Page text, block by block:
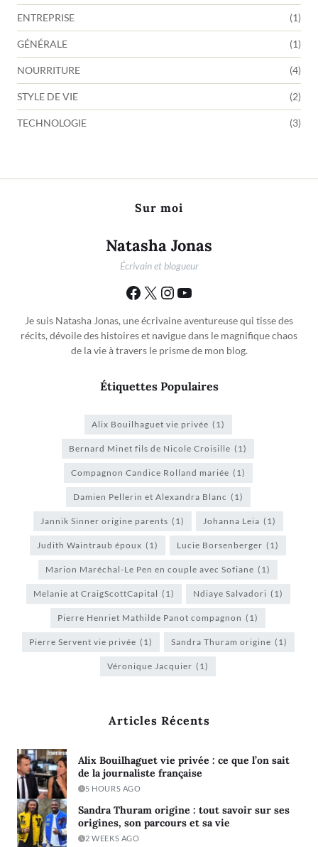
ENTREPRISE (1)
GÉNÉRALE (1)
NOURRITURE (4)
STYLE DE VIE (2)
TECHNOLOGIE (3)
Sur moi
Natasha Jonas
Écrivain et blogueur
Je suis Natasha Jonas, une écrivaine aventureuse qui tisse des
récits, dévoile des histoires et navigue dans le magnifique chaos
de la vie à travers le prisme de mon blog.
Étiquettes Populaires
Alix Bouilhaguet vie privée (1)
Bernard Minet fils de Nicole Croisille (1)
Compagnon Candice Rolland mariée (1)
Damien Pellerin et Alexandra Blanc (1)
Jannik Sinner origine parents (1) Johanna Leia (1)
Judith Waintraub époux (1) Lucie Borsenberger (1)
Marion Maréchal-Le Pen en couple avec Sofiane (1)
Melanie at CraigScottCapital (1) Ndiaye Salvadori (1)
Pierre Henriet Mathilde Panot compagnon (1)
Pierre Servent vie privée (1) Sandra Thuram origine (1)
Véronique Jacquier (1)
Articles Récents
Alix Bouilhaguet vie privée : ce que l’on sait
de la journaliste française
5 HOURS AGO
Sandra Thuram origine : tout savoir sur ses
origines, son parcours et sa vie
2 WEEKS AGO